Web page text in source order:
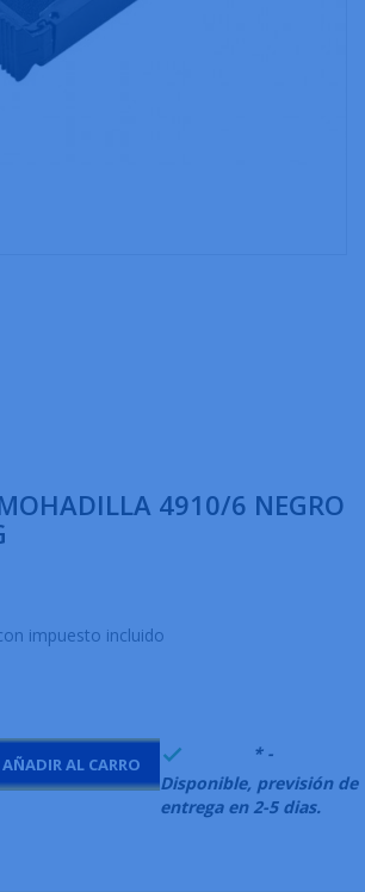
4910/6 NEGRO
impuesto incluido
AÑADIR AL CARRO 
* -
Disponible, previsión de
entrega en 2-5 dias.